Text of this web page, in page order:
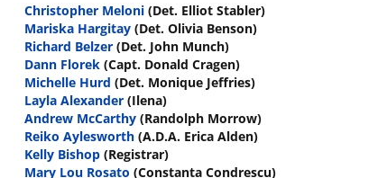
Christopher Meloni (Det. Elliot Stabler)
Mariska Hargitay (Det. Olivia Benson)
Richard Belzer (Det. John Munch)
Dann Florek (Capt. Donald Cragen)
Michelle Hurd (Det. Monique Jeffries)
Layla Alexander (Ilena)
Andrew McCarthy (Randolph Morrow)
Reiko Aylesworth (A.D.A. Erica Alden)
Kelly Bishop (Registrar)
Mary Lou Rosato (Constanta Condrescu)